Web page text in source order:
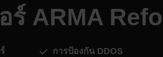
ร์ ARMA
การป้องกัน DDOS